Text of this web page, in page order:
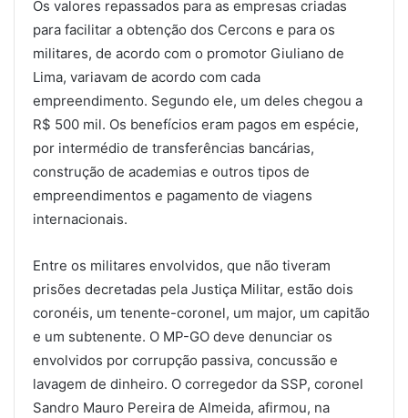
Os valores repassados para as empresas criadas
para facilitar a obtenção dos Cercons e para os
militares, de acordo com o promotor Giuliano de
Lima, variavam de acordo com cada
empreendimento. Segundo ele, um deles chegou a
R$ 500 mil. Os benefícios eram pagos em espécie,
por intermédio de transferências bancárias,
construção de academias e outros tipos de
empreendimentos e pagamento de viagens
internacionais.
Entre os militares envolvidos, que não tiveram
prisões decretadas pela Justiça Militar, estão dois
coronéis, um tenente-coronel, um major, um capitão
e um subtenente. O MP-GO deve denunciar os
envolvidos por corrupção passiva, concussão e
lavagem de dinheiro. O corregedor da SSP, coronel
Sandro Mauro Pereira de Almeida, afirmou, na